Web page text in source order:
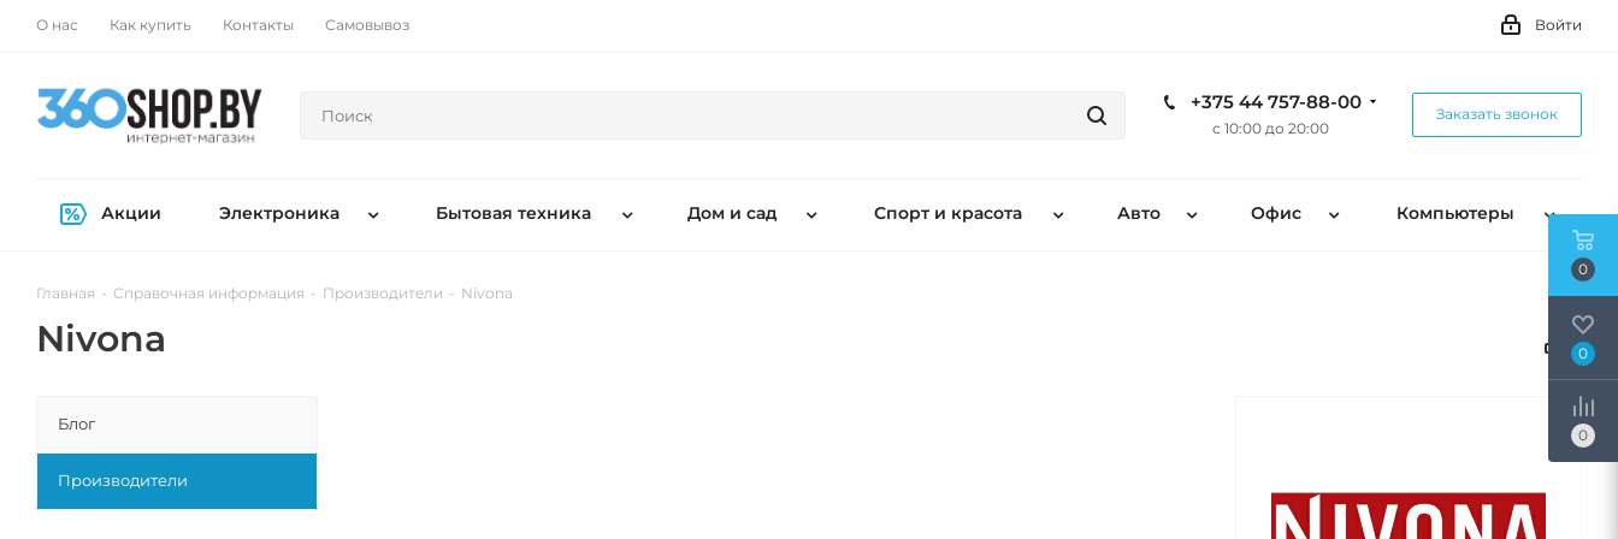
О нас Как купить Контакты Самовывоз Войти
+375 44 757-88-00
с 10:00 до 20:00
Заказать звонок
Акции Электроника Бытовая техника Дом и сад Спорт и красота Авто Офис Компьютеры
Главная - Справочная информация - Производители - Nivona
Nivona
Блог
Производители
0
0
0